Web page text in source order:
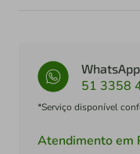
51 3358
*Serviço disponível
Atendimento em